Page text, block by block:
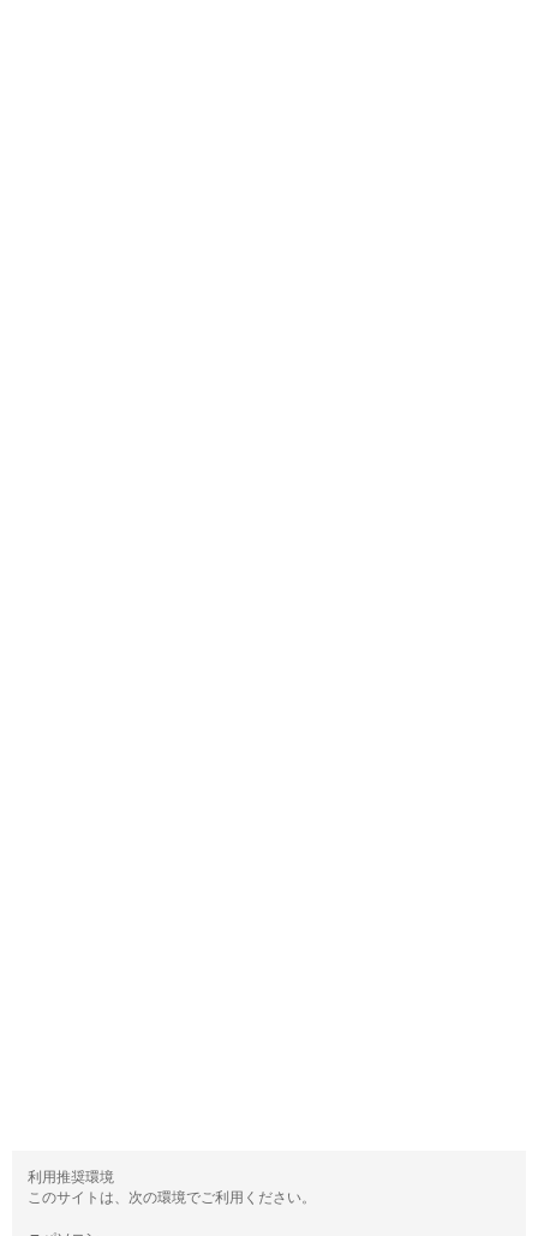
このサイトは、次の環境でご利用ください。